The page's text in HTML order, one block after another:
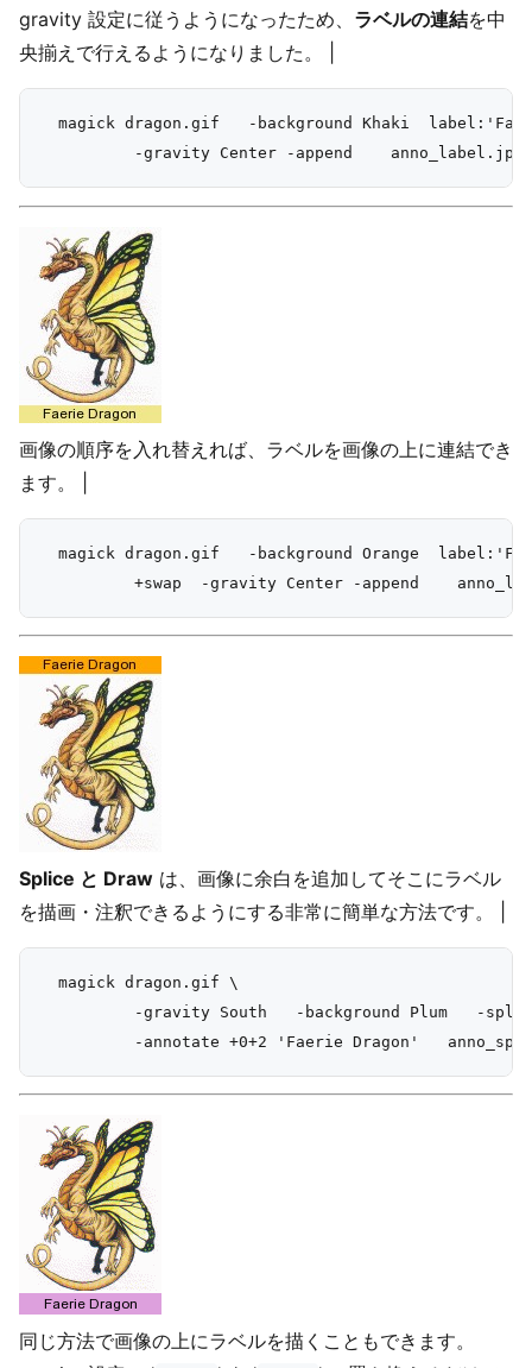
gravity 設定に従うようになったため、 ラベルの連結を中
央揃えで行えるようになりました。 |
magick dragon.gif   -background Khaki
画像の順序を入れ替えれば、ラベルを画像の上に連結でき
ます。 |
magick dragon.gif   -background Orange
Splice と Draw は、画像に余白を追加してそこにラベル
を描画・注釈できるようにする非常に簡単な方法です。 |
  magick dragon.gif \
-gravity South   -background Plum   -
同じ方法で画像の上にラベルを描くこともできます。